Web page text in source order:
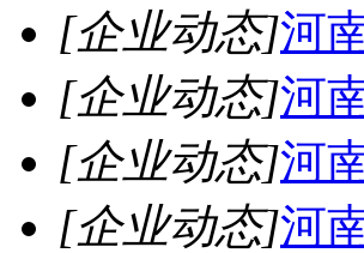
[企业动态]河
[企业动态]河
[企业动态]河
[企业动态]河